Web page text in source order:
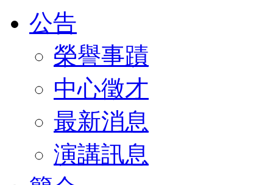
公告
榮譽事蹟
中心徵才
最新消息
演講訊息